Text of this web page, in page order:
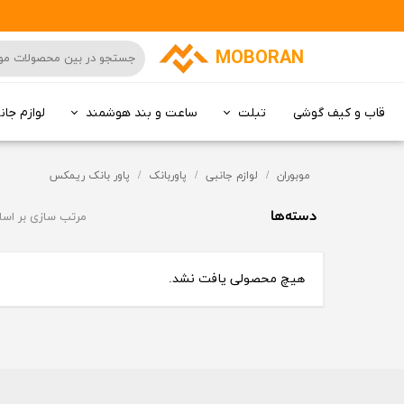
MOBORAN
قاب و کیف گوشی تبلت ساعت و بند هوشمند لوازم
موبوران لوازم جانبی پاوربانک پاور بانک ریمکس
دسته‌ها مرتب سازی بر
هیچ محصولی یافت نشد.